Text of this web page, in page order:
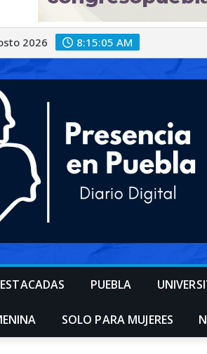
2026 8:15:07 AM
PUEBLA
SOLO PARA MUJERES